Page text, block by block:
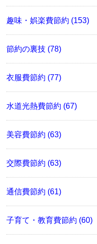
趣味・娯楽費節約 (153)
節約の裏技 (78)
衣服費節約 (77)
水道光熱費節約 (67)
美容費節約 (63)
交際費節約 (63)
通信費節約 (61)
子育て・教育費節約 (60)